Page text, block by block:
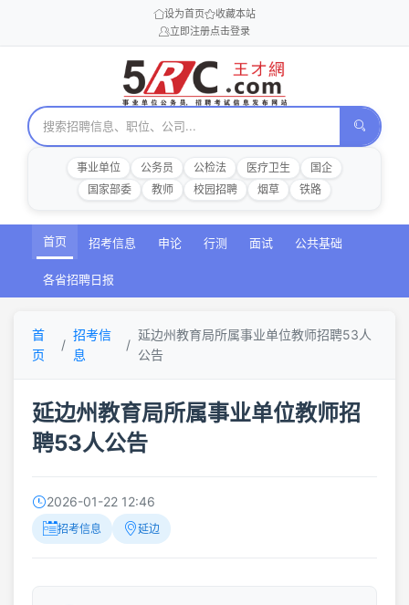
设为首页
收藏本站
立即注册点击登录
事业单位 公务员 公检法 医疗卫生
国企
国家部委
教师 校园招聘 烟草 铁路
首页 招考信息 申论 行测 面试 公共基础
各省招聘日报
首
页
招考信
息
延边州教育局所属事业单位教师招聘53人
公告
延边州教育局所属事业单位教师招
聘53人公告
2026-01-22 12:46
招考信息 延边